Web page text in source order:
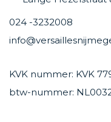
024 -3232008
KVK nummer: KVK
btw-nummer: